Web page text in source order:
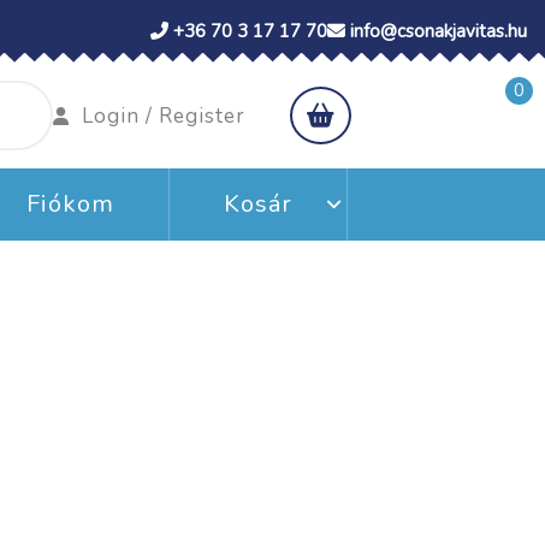
+36 70 3 17 17 70 info@csonakjavitas.hu
Login / RegisterLogin
Register
shopping
cart
0
Fiókom Kosár